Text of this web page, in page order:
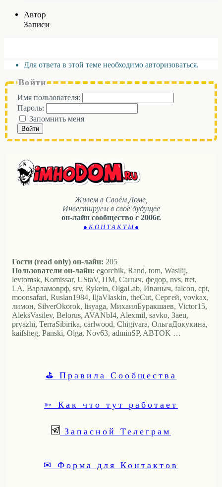
Автор
Записи
Для ответа в этой теме необходимо авторизоваться.
Войти
Имя пользователя:
Пароль:
Запомнить меня
Войти
Живем в Своём Доме,
Инвестируем в своё будущее
он-лайн сообщество с 2006г.
● К О Н Т А К Т Ы ●
Гости (read only) он-лайн: 205
Пользователи он-лайн: egorchik, Rand, tom, Wasilij,
levtomsk, Komissar, UStaV, ПМ, Саныч, федор, nvs, tret,
LA, Варламоврф, srv, Rykein, OlgaLab, Иваныч, falcon, cpt,
moonsafari, Ruslan1984, IljaVlaskin, theCut, Сергей, vovkax,
лимон, SilverOkorok, lisyaga, МихаилБуракшаев, Victor15,
AleksVasilev, Belorus, AVANbI4, Alexmil, savko, Заец,
pryazhi, TerraSibirika, carlwood, Chigivara, ОльгаДокукина,
kaifsheg, Panski, Olga, Nov63, adminSP, ABTOK …
⛳ Правила Сообщества
➳ Как что тут работает
Запасной Телеграм
✉ Форма для Контактов